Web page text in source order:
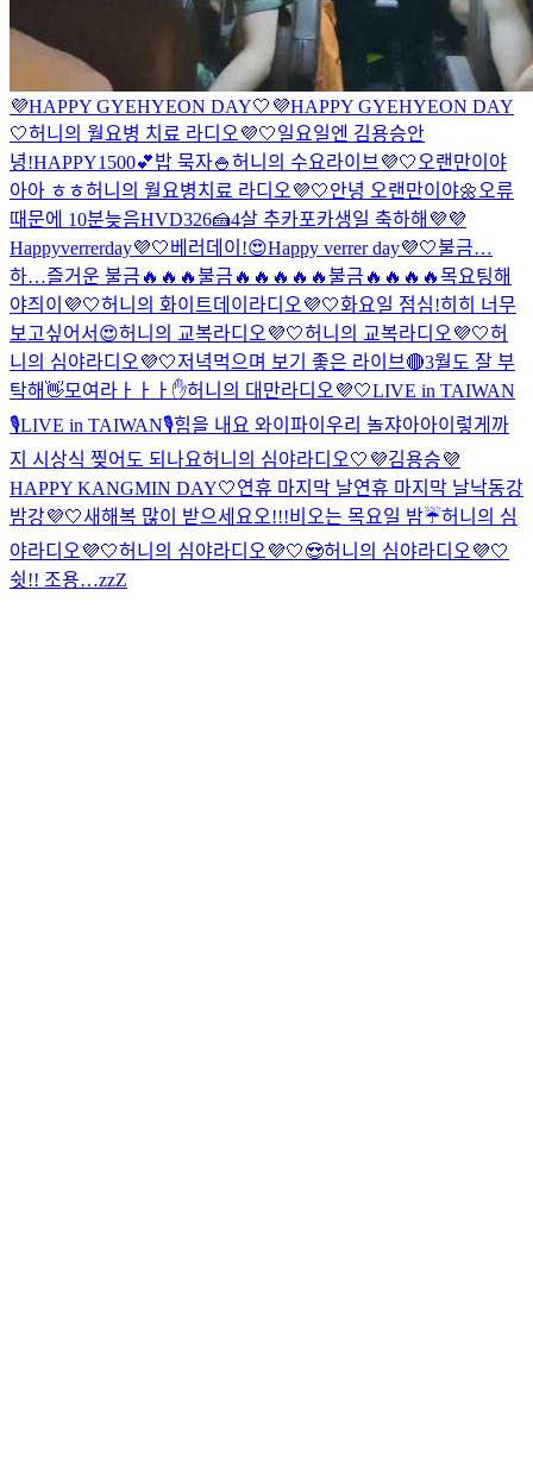
💜HAPPY GYEHYEON DAY🤍 💜HAPPY GYEHYEON DAY
🤍허니의 월요병 치료 라디오💜🤍일요일엔 김용승안
녕!HAPPY1500💕밥 묵자🍚허니의 수요라이브💜🤍 오랜만이야
아아 ㅎㅎ허니의 월요병치료 라디오💜🤍안녕 오랜만이야🌼 오류
때문에 10분늦음HVD326🍰4살 추카포카생일 축하해💜💜
Happyverrerday💜🤍베러데이!😍Happy verrer day💜🤍불금…
하…즐거운 불금🔥🔥🔥불금🔥🔥🔥🔥🔥불금🔥🔥🔥🔥목요팅해
야즤이💜🤍허니의 화이트데이라디오💜🤍화요일 점심!히히 너무
보고싶어서😍허니의 교복라디오💜🤍허니의 교복라디오💜🤍허
니의 심야라디오💜🤍저녁먹으며 보기 좋은 라이브🔴3월도 잘 부
탁해👋모여라ㅏㅏㅏ✋허니의 대만라디오💜🤍LIVE in TAIWAN
🎙️LIVE in TAIWAN🎙️힘을 내요 와이파이 우리 놀쟈아아이렇게까
지 시상식 찢어도 되나요허니의 심야라디오🤍💜김용승💜
HAPPY KANGMIN DAY🤍연휴 마지막 날연휴 마지막 날낙동강
밤강💜🤍새해복 많이 받으세요오!!!비오는 목요일 밤☔️허니의 심
야라디오💜🤍허니의 심야라디오💜🤍😍허니의 심야라디오💜🤍
쉿!! 조용…zzZ